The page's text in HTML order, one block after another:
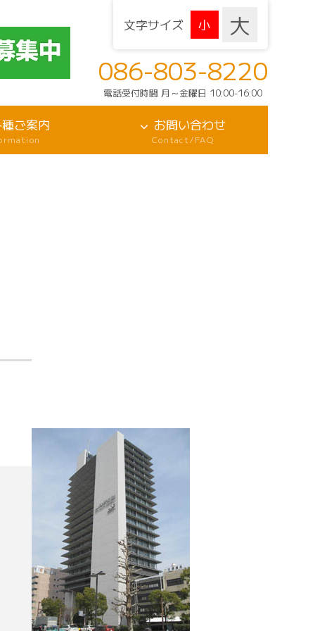
086-803-8220
電話受付時間 月～金曜日 10:00-16:00
文字サイズ
ご案内 お問い合わせ
Contact/FAQ